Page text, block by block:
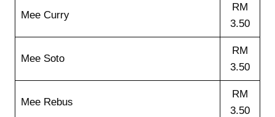
Mee Curry
RM
3.50
Mee Soto
RM
3.50
Mee Rebus
RM
3.50